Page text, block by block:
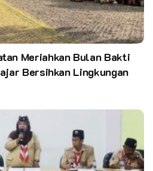
Meriahkan Bulan Bakti
Bersihkan Lingkungan